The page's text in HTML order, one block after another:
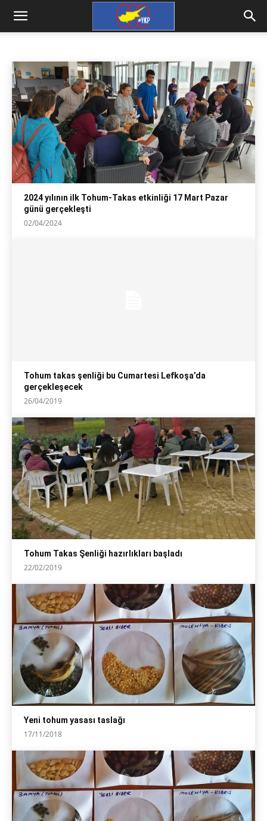
TOHUM
2024 yılının ilk Tohum-Takas etkinliği 17 Mart Pazar
günü gerçekleşti
02/04/2024
Tohum takas şenliği bu Cumartesi Lefkoşa’da
gerçekleşecek
26/04/2019
Tohum Takas Şenliği hazırlıkları başladı
22/02/2019
Yeni tohum yasası taslağı
17/11/2018